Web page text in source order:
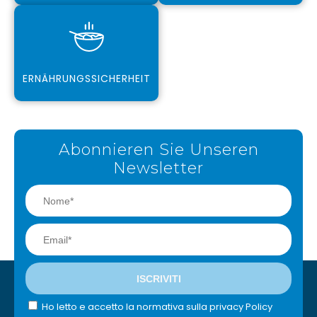
ERNÄHRUNGSSICHERHEIT
Abonnieren Sie Unseren
Newsletter
Ho letto e accetto la normativa sulla privacy Policy